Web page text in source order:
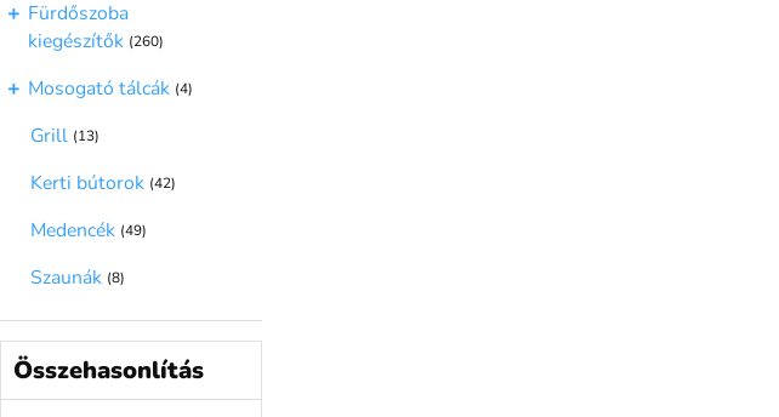
Fürdőszoba
kiegészítők (260)
Mosogató tálcák (4)
Grill (13)
Kerti bútorok (42)
Medencék (49)
Szaunák (8)
Összehasonlítás